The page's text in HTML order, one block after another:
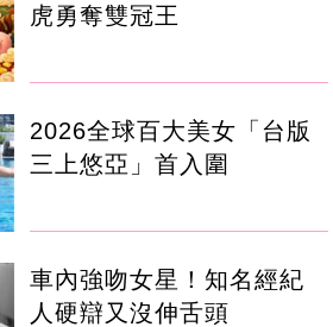
虎勇奪雙冠王
2026全球百大美女「台版
三上悠亞」首入圍
車內強吻女星！知名經紀
人硬辯又沒伸舌頭